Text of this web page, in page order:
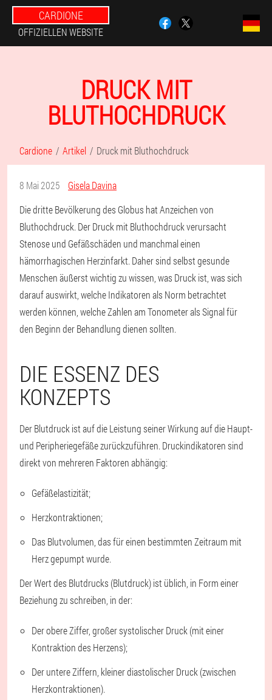
CARDIONE
OFFIZIELLEN WEBSITE
DRUCK MIT
BLUTHOCHDRUCK
Cardione Artikel Druck mit Bluthochdruck
8 Mai 2025
Gisela Davina
Die dritte Bevölkerung des Globus hat Anzeichen von
Bluthochdruck. Der Druck mit Bluthochdruck verursacht
Stenose und Gefäßschäden und manchmal einen
hämorrhagischen Herzinfarkt. Daher sind selbst gesunde
Menschen äußerst wichtig zu wissen, was Druck ist, was sich
darauf auswirkt, welche Indikatoren als Norm betrachtet
werden können, welche Zahlen am Tonometer als Signal für
den Beginn der Behandlung dienen sollten.
DIE ESSENZ DES
KONZEPTS
Der Blutdruck ist auf die Leistung seiner Wirkung auf die Haupt-
und Peripheriegefäße zurückzuführen. Druckindikatoren sind
direkt von mehreren Faktoren abhängig:
Gefäßelastizität;
Herzkontraktionen;
Das Blutvolumen, das für einen bestimmten Zeitraum mit
Herz gepumpt wurde.
Der Wert des Blutdrucks (Blutdruck) ist üblich, in Form einer
Beziehung zu schreiben, in der:
Der obere Ziffer, großer systolischer Druck (mit einer
Kontraktion des Herzens);
Der untere Ziffern, kleiner diastolischer Druck (zwischen
Herzkontraktionen).